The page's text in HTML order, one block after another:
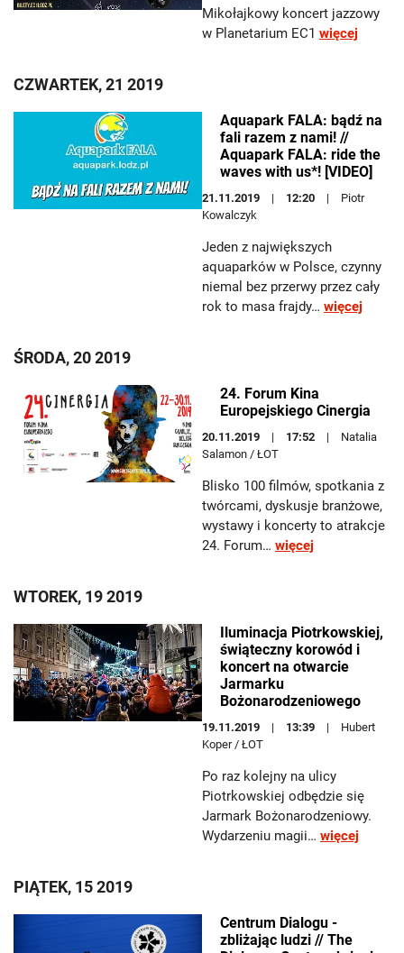
Mikołajkowy koncert jazzowy
w Planetarium EC1 więcej
CZWARTEK, 21 2019
Aquapark FALA: bądź na
fali razem z nami! //
Aquapark FALA: ride the
waves with us*! [VIDEO]
21.11.2019 12:20
Piotr
Kowalczyk
Jeden z największych
aquaparków w Polsce, czynny
niemal bez przerwy przez cały
rok to masa frajdy… więcej
ŚRODA, 20 2019
24. Forum Kina
Europejskiego Cinergia
20.11.2019 17:52
Natalia
Salamon / ŁOT
Blisko 100 filmów, spotkania z
twórcami, dyskusje branżowe,
wystawy i koncerty to atrakcje
24. Forum… więcej
WTOREK, 19 2019
Iluminacja Piotrkowskiej,
świąteczny korowód i
koncert na otwarcie
Jarmarku
Bożonarodzeniowego
19.11.2019 13:39
Hubert
Koper / ŁOT
Po raz kolejny na ulicy
Piotrkowskiej odbędzie się
Jarmark Bożonarodzeniowy.
Wydarzeniu magii… więcej
PIĄTEK, 15 2019
Centrum Dialogu -
zbliżając ludzi // The